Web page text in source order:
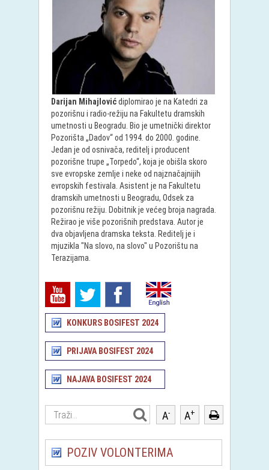
Darijan Mihajlovićdiplomirao je na Katedri za
pozorišnu i radio-režiju na Fakultetu dramskih
umetnosti u Beogradu. Bio je umetnički direktor
Pozorišta „Dadov“ od 1994. do 2000. godine.
Jedan je od osnivača, reditelj i producent
pozorišne trupe „Torpedo“, koja je obišla skoro
sve evropske zemlje i neke od najznačajnijih
evropskih festivala. Asistent je na Fakultetu
dramskih umetnosti u Beogradu, Odsek za
pozorišnu režiju. Dobitnik je većeg broja nagrada.
Režirao je više pozorišnih predstava. Autor je
dva objavljena dramska teksta. Reditelj je i
mjuzikla "Na slovo, na slovo" u Pozorištu na
Terazijama.
KONKURS BOSIFEST 2024
PRIJAVA BOSIFEST 2024
NAJAVA BOSIFEST 2024
A- A+
POZIV VOLONTERIMA